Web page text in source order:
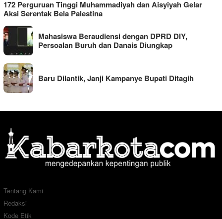
172 Perguruan Tinggi Muhammadiyah dan Aisyiyah Gelar
Aksi Serentak Bela Palestina
Mahasiswa Beraudiensi dengan DPRD DIY,
Persoalan Buruh dan Danais Diungkap
Baru Dilantik, Janji Kampanye Bupati Ditagih
Tentang Kami
Redaksi
Kode Etik